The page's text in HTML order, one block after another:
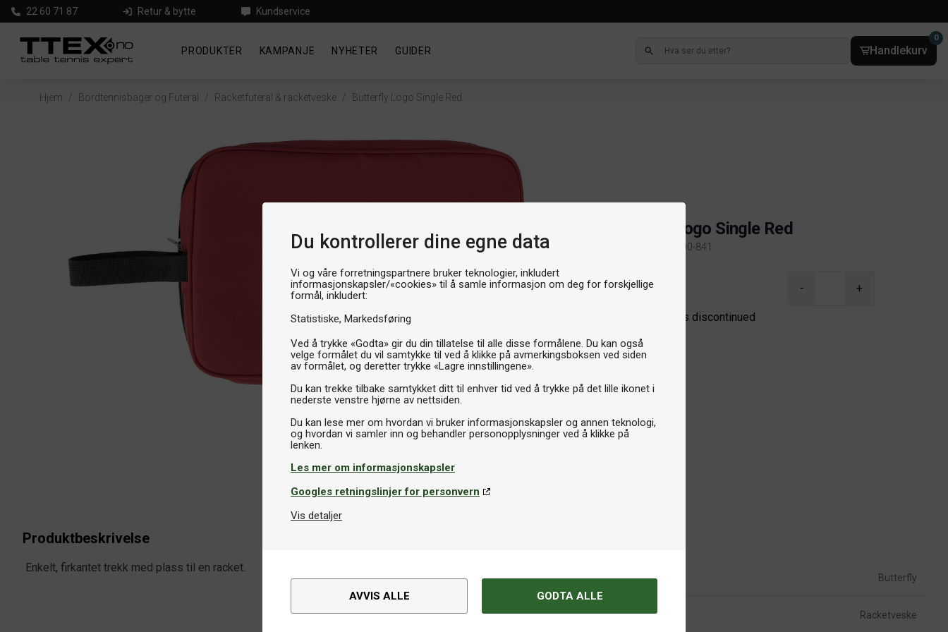
Du kontrollerer dine egne data
Vi og våre forretningspartnere bruker teknologier, inkludert
informasjonskapsler/«cookies» til å samle informasjon om deg for forskjellige
formål, inkludert:
Statistiske Markedsføring
Ved å trykke «Godta» gir du din tillatelse til alle disse formålene. Du kan også
velge formålet du vil samtykke til ved å klikke på avmerkingsboksen ved siden
av formålet, og deretter trykke «Lagre innstillingene».
Du kan trekke tilbake samtykket ditt til enhver tid ved å trykke på det lille ikonet i
nederste venstre hjørne av nettsiden.
Du kan lese mer om hvordan vi bruker informasjonskapsler og annen teknologi,
og hvordan vi samler inn og behandler personopplysninger ved å klikke på
Les mer om informasjonskapsler
Googles retningslinjer for personvern
Vis detaljer
AVVIS ALLE GODTA ALLE
22 60 71 87 Retur & bytte Kundservice
PRODUKTER KAMPANJE NYHETER GUIDER Handlekurv
0
Hjem / Bordtennisbager og Futeral / Racketfuteral & racketveske / Butterfly Logo Single Red
Butterfly Logo Single Red
Artikkelnr. 7401-100-841
Product information
- +
The product is discontinued
Produktbeskrivelse
Enkelt, firkantet trekk med plass til en racket.
Varemerke Butterfly
Kategori Racketveske